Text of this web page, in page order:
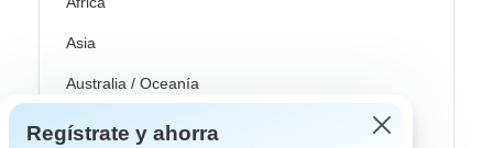
Asia
Australia / Oceanía
Europa
Regístrate y ahorra